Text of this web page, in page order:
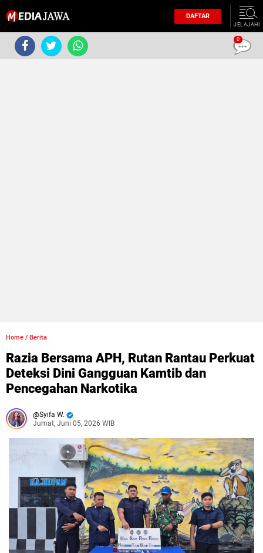
DAFTAR
JELAJAHI
Home / Berita
Razia Bersama APH, Rutan Rantau Perkuat
Deteksi Dini Gangguan Kamtib dan
Pencegahan Narkotika
Syifa W.
Jumat, Juni 05, 2026 WIB
0